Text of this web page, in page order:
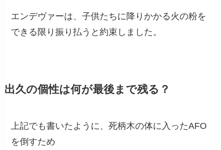
エンデヴァーは、子供たちに降りかかる火の粉を
できる限り振り払うと約束しました。
出久の個性は何が最後まで残る？
上記でも書いたように、死柄木の体に入ったAFO
を倒すため